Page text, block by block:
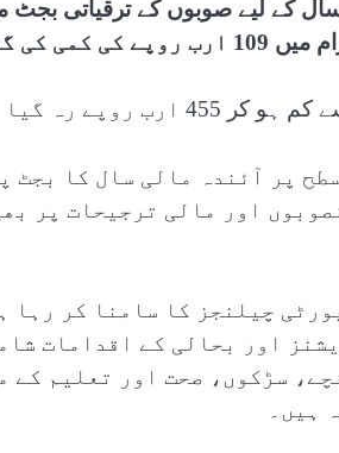
کے لیے صوبوں کے ترقیاتی بجٹ
گئی ہے۔
پر آئندہ مالی سال کا بجٹ
اور مالی ترجیحات پر
چیلنجز کا سامنا کر رہا
اور بحالی کے اقدامات
سڑکوں، صحت اور تعلیم کے
ہیں۔